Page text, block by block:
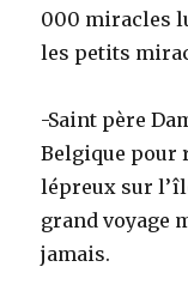
000 miracles
les petits
-Saint père
Belgique pour
lépreux sur
grand voyage
jamais.